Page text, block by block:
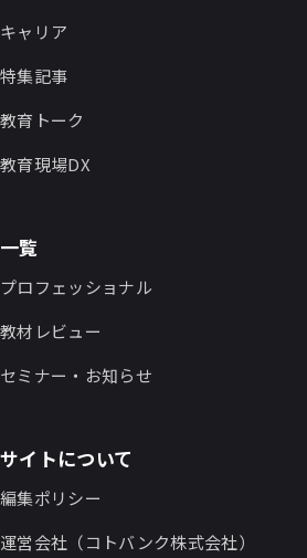
キャリア
特集記事
教育トーク
教育現場DX
一覧
プロフェッショナル
教材レビュー
セミナー・お知らせ
サイトについて
編集ポリシー
運営会社（コトバンク株式会社）